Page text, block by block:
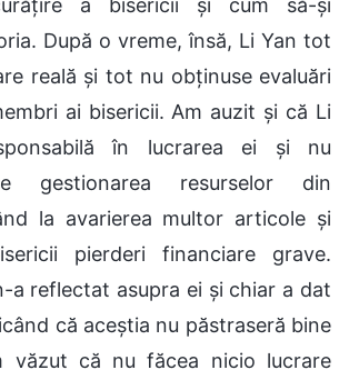
După o vreme, însă, Li Yan tot
reală și tot nu obținuse evaluări
ai bisericii. Am auzit și că Li
în lucrarea ei și nu
gestionarea resurselor din
la avarierea multor articole și
pierderi financiare grave.
a reflectat asupra ei și chiar a dat
că aceștia nu păstraseră bine
văzut că nu făcea nicio lucrare